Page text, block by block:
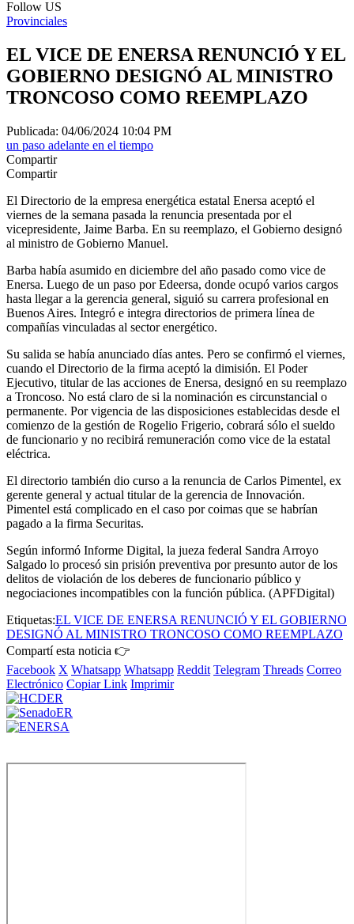
Follow US
Provinciales
EL VICE DE ENERSA RENUNCIÓ Y EL
GOBIERNO DESIGNÓ AL MINISTRO
TRONCOSO COMO REEMPLAZO
Publicada: 04/06/2024 10:04 PM
un paso adelante en el tiempo
Compartir
Compartir
El Directorio de la empresa energética estatal Enersa aceptó el
viernes de la semana pasada la renuncia presentada por el
vicepresidente, Jaime Barba. En su reemplazo, el Gobierno designó
al ministro de Gobierno Manuel.
Barba había asumido en diciembre del año pasado como vice de
Enersa. Luego de un paso por Edeersa, donde ocupó varios cargos
hasta llegar a la gerencia general, siguió su carrera profesional en
Buenos Aires. Integró e integra directorios de primera línea de
compañías vinculadas al sector energético.
Su salida se había anunciado días antes. Pero se confirmó el viernes,
cuando el Directorio de la firma aceptó la dimisión. El Poder
Ejecutivo, titular de las acciones de Enersa, designó en su reemplazo
a Troncoso. No está claro de si la nominación es circunstancial o
permanente. Por vigencia de las disposiciones establecidas desde el
comienzo de la gestión de Rogelio Frigerio, cobrará sólo el sueldo
de funcionario y no recibirá remuneración como vice de la estatal
eléctrica.
El directorio también dio curso a la renuncia de Carlos Pimentel, ex
gerente general y actual titular de la gerencia de Innovación.
Pimentel está complicado en el caso por coimas que se habrían
pagado a la firma Securitas.
Según informó Informe Digital, la jueza federal Sandra Arroyo
Salgado lo procesó sin prisión preventiva por presunto autor de los
delitos de violación de los deberes de funcionario público y
negociaciones incompatibles con la función pública. (APFDigital)
Etiquetas:EL VICE DE ENERSA RENUNCIÓ Y EL GOBIERNO
DESIGNÓ AL MINISTRO TRONCOSO COMO REEMPLAZO
Compartí esta noticia 👉
Facebook X Whatsapp Whatsapp Reddit Telegram Threads Correo
Electrónico Copiar Link Imprimir